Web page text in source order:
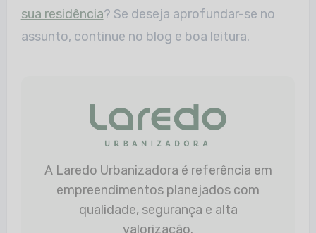
sua residência? Se deseja aprofundar-se no
assunto, continue no blog e boa leitura.
A Laredo Urbanizadora é referência em
empreendimentos planejados com
qualidade, segurança e alta
valorização.